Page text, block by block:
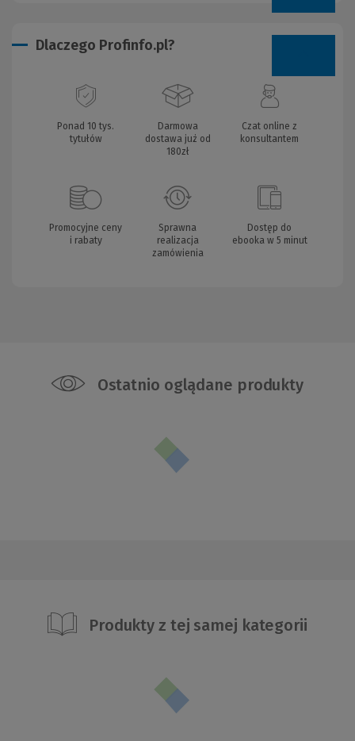
Dlaczego Profinfo.pl?
Ponad 10 tys.
tytułów
Darmowa
dostawa już od
180zł
Czat online z
konsultantem
Promocyjne ceny
i rabaty
Sprawna
realizacja
zamówienia
Dostęp do
ebooka w 5 minut
Ostatnio oglądane produkty
Produkty z tej samej kategorii